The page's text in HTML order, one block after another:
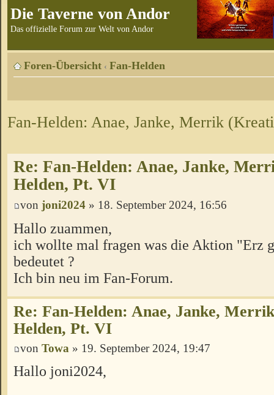
Die Taverne von Andor
Das offizielle Forum zur Welt von Andor
Foren-Übersicht ‹ Fan-Helden
Fan-Helden: Anae, Janke, Merrik
Re: Fan-Helden: Anae, Janke,
Helden, Pt. VI
von joni2024 » 18. September 2024, 16:56
Hallo zuammen,
ich wollte mal fragen was die Aktion "Erz
bedeutet ?
Ich bin neu im Fan-Forum.
Re: Fan-Helden: Anae, Janke,
Helden, Pt. VI
von Towa » 19. September 2024, 19:47
Hallo joni2024,